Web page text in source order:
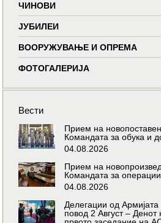
ЧИНОВИ
ЈУБИЛЕИ
ВООРУЖУВАЊЕ И ОПРЕМА
ФОТОГАЛЕРИЈА
Вести
Прием на
Командата за обука и
04.08.2026
Прием на
Командата за операции
04.08.2026
Делегации од
повод 2 Август – Денот